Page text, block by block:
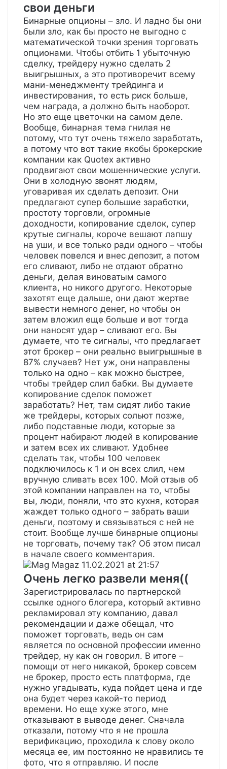
свои деньги
Бинарные опционы – зло. И ладно бы они
были зло, как бы просто не выгодно с
математической точки зрения торговать
опционами. Чтобы отбить 1 убыточную
сделку, трейдеру нужно сделать 2
выигрышных, а это противоречит всему
мани-менеджменту трейдинга и
инвестирования, то есть риск больше,
чем награда, а должно быть наоборот.
Но это еще цветочки на самом деле.
Вообще, бинарная тема гнилая не
потому, что тут очень тяжело заработать,
а потому что вот такие якобы брокерские
компании как Quotex активно
продвигают свои мошеннические услуги.
Они в холодную звонят людям,
уговаривая их сделать депозит. Они
предлагают супер большие заработки,
простоту торговли, огромные
доходности, копирование сделок, супер
крутые сигналы, короче вешают лапшу
на уши, и все только ради одного – чтобы
человек повелся и внес депозит, а потом
его сливают, либо не отдают обратно
деньги, делая виноватым самого
клиента, но никого другого. Некоторые
захотят еще дальше, они дают жертве
вывести немного денег, но чтобы он
затем вложил еще больше и вот тогда
они наносят удар – сливают его. Вы
думаете, что те сигналы, что предлагает
этот брокер – они реально выигрышные в
87% случаев? Нет уж, они направлены
только на одно – как можно быстрее,
чтобы трейдер слил бабки. Вы думаете
копирование сделок поможет
заработать? Нет, там сидят либо такие
же трейдеры, которых сольют позже,
либо подставные люди, которые за
процент набирают людей в копирование
и затем всех их сливают. Удобнее
сделать так, чтобы 100 человек
подключилось к 1 и он всех слил, чем
вручную сливать всех 100. Мой отзыв об
этой компании направлен на то, чтобы
вы, люди, поняли, что это кухня, которая
жаждет только одного – забрать ваши
деньги, поэтому и связываться с ней не
стоит. Вообще лучше бинарные опционы
не торговать, почему так? Об этом писал
в начале своего комментария.
Mag Magaz 11.02.2021 at 21:57
Очень легко развели меня((
Зарегистрировалась по партнерской
ссылке одного блогера, который активно
рекламировал эту компанию, давал
рекомендации и даже обещал, что
поможет торговать, ведь он сам
является по основной профессии именно
трейдер, ну как он говорил. В итоге –
помощи от него никакой, брокер совсем
не брокер, просто есть платформа, где
нужно угадывать, куда пойдет цена и где
она будет через какой-то период
времени. Но еще хуже этого, мне
отказывают в выводе денег. Сначала
отказали, потому что я не прошла
верификацию, проходила к слову около
месяца ее, им постоянно не нравились те
фото, что я отправляю. И после